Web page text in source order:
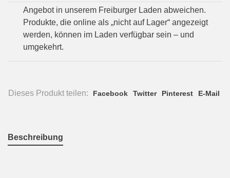
Angebot in unserem Freiburger Laden abweichen.
Produkte, die online als „nicht auf Lager“ angezeigt
werden, können im Laden verfügbar sein – und
umgekehrt.
Dieses Produkt teilen: Facebook Twitter Pinterest E-Mail
Beschreibung